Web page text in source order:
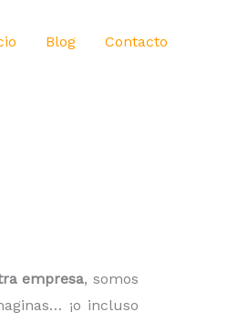
Blog Contacto
empresa, somos
¡o incluso